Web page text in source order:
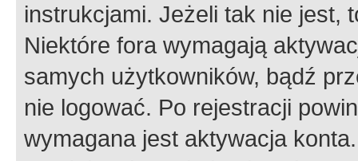
instrukcjami. Jeżeli tak nie jest,
Niektóre fora wymagają
samych użytkowników, bądź
nie logować. Po rejestracji
wymagana jest aktywacja